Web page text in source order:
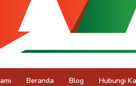
Beranda Blog Hubungi